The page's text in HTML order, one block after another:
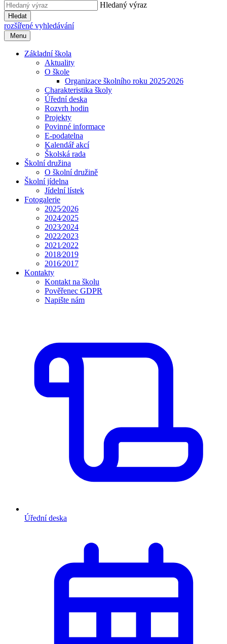
Hledaný výraz
Hledat
rozšířené vyhledávání
Menu
Základní škola
Aktuality
O škole
Organizace školního roku 2025⁄2026
Charakteristika školy
Úřední deska
Rozvrh hodin
Projekty
Povinné informace
E-podatelna
Kalendář akcí
Školská rada
Školní družina
O školní družině
Školní jídelna
Jídelní lístek
Fotogalerie
2025⁄2026
2024⁄2025
2023⁄2024
2022⁄2023
2021⁄2022
2018⁄2019
2016⁄2017
Kontakty
Kontakt na školu
Pověřenec GDPR
Napište nám
Úřední deska